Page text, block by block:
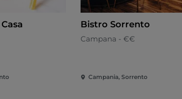
Bistro Sorrento
Campana - €€
Campania, Sorrento